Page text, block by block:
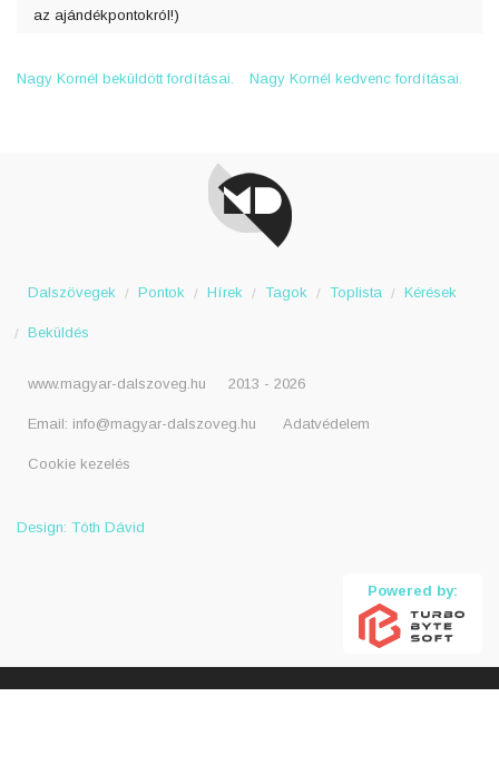
az ajándékpontokról!)
Nagy Kornél beküldött fordításai. Nagy Kornél kedvenc fordításai.
Dalszövegek Pontok Hírek Tagok Toplista Kérések
Beküldés
www.magyar-dalszoveg.hu 2013 - 2026
Email: info@magyar-dalszoveg.hu Adatvédelem
Cookie kezelés
Design: Tóth Dávid
Powered by: